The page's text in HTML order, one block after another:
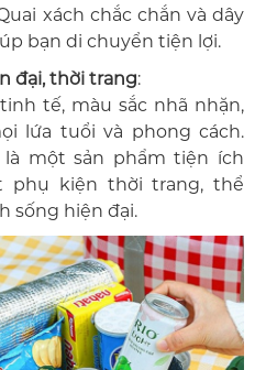
xách chắc chắn và dây
bạn di chuyển tiện lợi.
đại, thời trang:
tế, màu sắc nhã nhặn,
lứa tuổi và phong cách.
một sản phẩm tiện ích
phụ kiện thời trang, thể
sống hiện đại.